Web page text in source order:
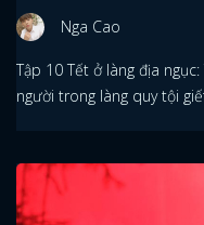
Nga Cao
Tập 10 Tết ở làng địa
người trong làng quy tội